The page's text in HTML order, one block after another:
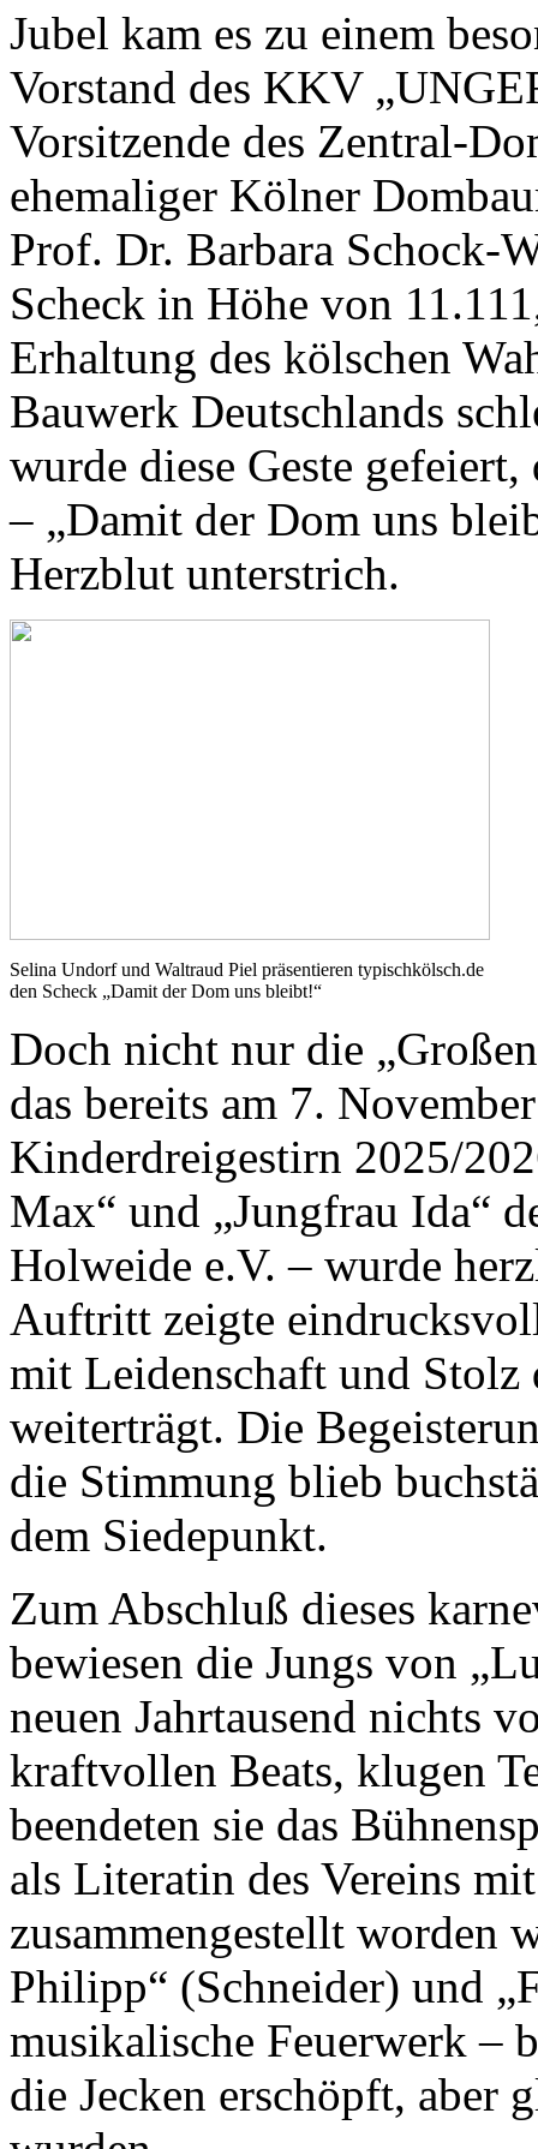
Jubel kam es zu einem
Vorstand des KKV
Vorsitzende des Zentral-
ehemaliger Kölner
Prof. Dr. Barbara Schock-
Scheck in Höhe von
Erhaltung des kölschen
Bauwerk Deutschlands
wurde diese Geste
– „Damit der Dom uns
Herzblut unterstrich.
Selina Undorf und Waltraud Piel präsentieren typischkölsch.de
den Scheck „Damit der Dom uns bleibt!“
Doch nicht nur die
das bereits am 7.
Kinderdreigestirn 2025/
Max“ und „Jungfrau Ida“
Holweide e.V. – wurde
Auftritt zeigte
mit Leidenschaft und
weiterträgt. Die
die Stimmung blieb
dem Siedepunkt.
Zum Abschluß dieses
bewiesen die Jungs von
neuen Jahrtausend nichts
kraftvollen Beats, klugen
beendeten sie das
als Literatin des Vereins
zusammengestellt worden
Philipp“ (Schneider) und
musikalische Feuerwerk –
die Jecken erschöpft, aber